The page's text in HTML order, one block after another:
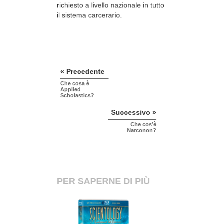
richiesto a livello nazionale in tutto
il sistema carcerario.
« Precedente
Che cosa è
Applied
Scholastics?
Successivo »
Che cos’è
Narconon?
PER SAPERNE DI PIÙ